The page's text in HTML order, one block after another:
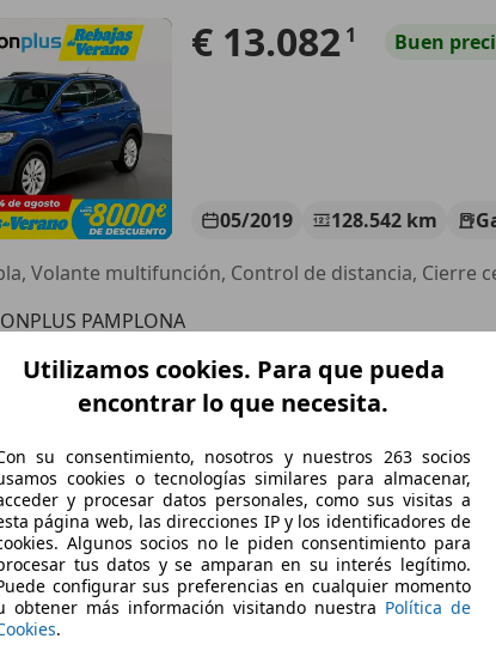
€ 13.082 1 Buen
05/2019 128.542 km
Volante multifunción, Control de distancia, Cierre
PAMPLONA
VILLAVA
T-Cross
€ 13.990 Preciojusto
Utilizamos cookies. Para que pueda
encontrar lo que necesita.
su consentimiento, nosotros y nuestros 263 socios
cookies o tecnologías similares para almacenar,
y procesar datos personales, como sus visitas a
página web, las direcciones IP y los identificadores de
Algunos socios no le piden consentimiento para
tus datos y se amparan en su interés legítimo.
configurar sus preferencias en cualquier momento
obtener más información visitando nuestra Política de
.